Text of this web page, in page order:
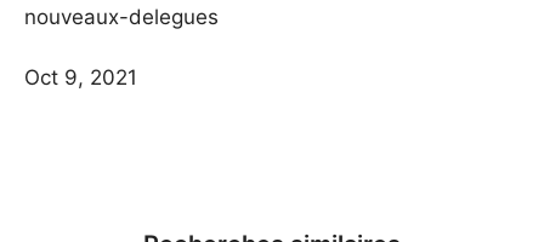
nouveaux-delegues
Oct 9, 2021